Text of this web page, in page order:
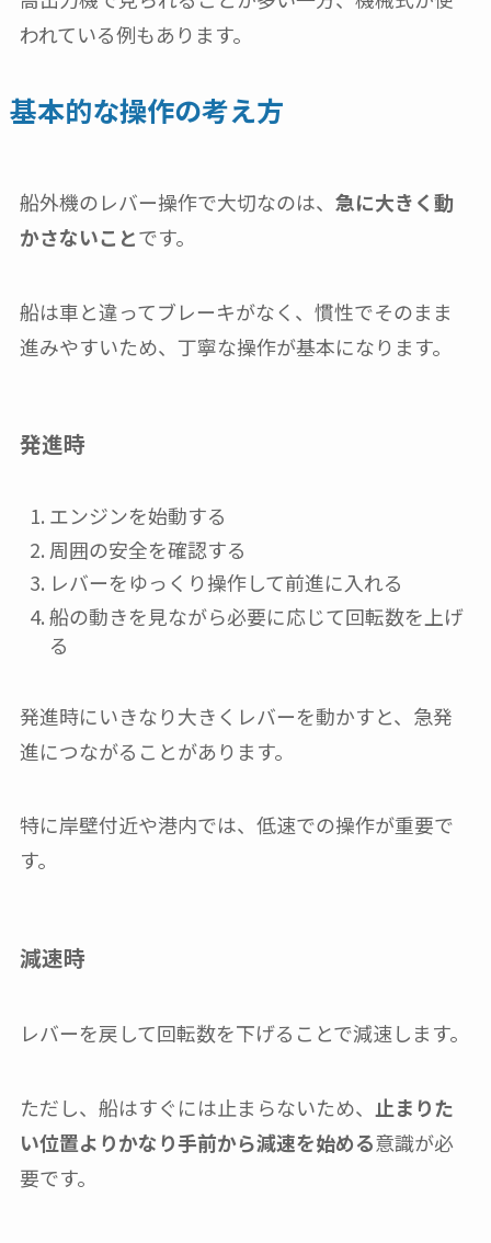
われている例もあります。
基本的な操作の考え方
船外機のレバー操作で大切なのは、 急に大きく動
かさないことです。
船は車と違ってブレーキがなく、慣性でそのまま
進みやすいため、丁寧な操作が基本になります。
発進時
エンジンを始動する
周囲の安全を確認する
レバーをゆっくり操作して前進に入れる
船の動きを見ながら必要に応じて回転数を上げ
る
発進時にいきなり大きくレバーを動かすと、急発
進につながることがあります。
特に岸壁付近や港内では、低速での操作が重要で
す。
減速時
レバーを戻して回転数を下げることで減速します。
ただし、船はすぐには止まらないため、 止まりた
い位置よりかなり手前から減速を始める意識が必
要です。